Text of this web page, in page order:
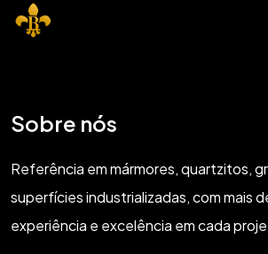
Sobre nós
Referência em mármores, quartzitos,
superfícies industrializadas, com mais
experiência e excelência em cada